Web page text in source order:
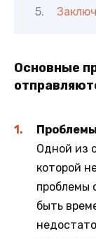
Основные
Одной из
которой
проблемы
быть